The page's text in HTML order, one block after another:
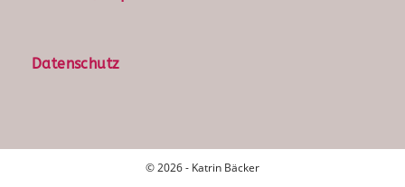
Datenschutz
© 2026 - Katrin Bäcker